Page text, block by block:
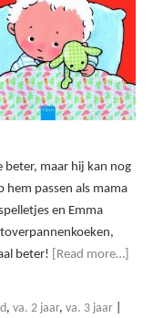
beter, maar hij kan nog
hem passen als mama
en Emma
beter!
[Read more…]
, va. 2 jaar, va. 3 jaar